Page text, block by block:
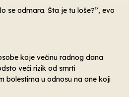
se odmara. Šta je tu loše?”, evo
koje većinu radnog dana
veći rizik od smrti
bolestima u odnosu na one koji